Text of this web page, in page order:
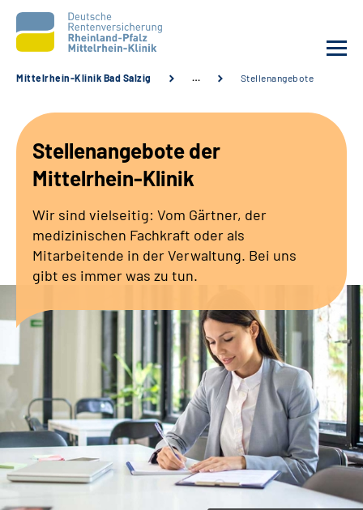
Unsere Angebote
Karriere
Zuweisende &
Leichte Sprache
Gebärdensprache
Mittelrhein-Klinik Bad Salzig … Stellenangebote
Stellenangebote der
Mittelrhein-Klinik
Wir sind vielseitig: Vom Gärtner, der
medizinischen Fachkraft oder als
Mitarbeitende in der Verwaltung. Bei uns
gibt es immer was zu tun.